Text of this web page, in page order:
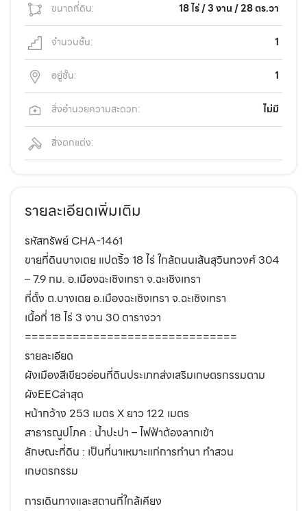
ขนาดที่ดิน: 18 ไร่ / 3 งาน / 28 ตร.วา
จำนวนชั้น: 1
อยู่ชั้น: 1
สิ่งอำนวยความสะดวก: ไม่มี
สิ่งตกแต่ง:
รายละเอียดเพิ่มเติม
รหัสทรัพย์ CHA-1461
ขายที่ดินบางเตย แปดริ้ว 18 ไร่ ใกล้ถนนเส้นสุวินทวงศ์ 304
– 7.9 กม. อ.เมืองฉะเชิงเทรา จ.ฉะเชิงเทรา
ที่ตั้ง ต.บางเตย อ.เมืองฉะเชิงเทรา จ.ฉะเชิงเทรา
เนื้อที่ 18 ไร่ 3 งาน 30 ตารางวา
===============================
รายละเอียด
ผังเมืองสีเขียวอ่อนที่ดินประเภทส่งเสริมเกษตรกรรมตาม
ผังEECล่าสุด
หน้ากว้าง 253 เมตร X ยาว 122 เมตร
สาธารณูปโภค : น้ำปะปา – ไฟฟ้าต้องลากเข้า
ลักษณะที่ดิน : เป็นที่นาเหมาะแก่การทำนา ทำสวน
เกษตรกรรม
การเดินทางและสถานที่ใกล้เคียง